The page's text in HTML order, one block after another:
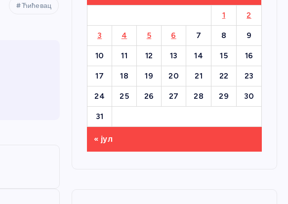
Ћићевац
1 2
3 4 5 6 7 8 9
10 11 12 13 14 15 16
17 18 19 20 21 22 23
24 25 26 27 28 29 30
31
« јул